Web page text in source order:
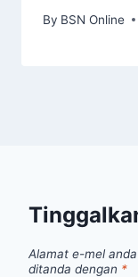
By BSN Online
Alamat e-mel
ditanda dengan *